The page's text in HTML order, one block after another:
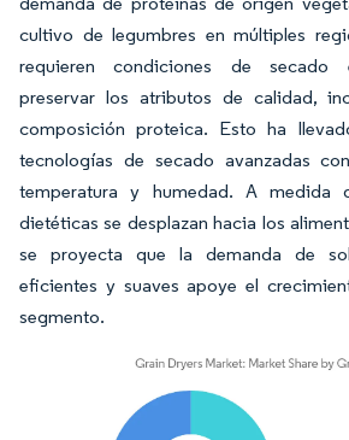
cultivo de legumbres en múltiples
requieren condiciones de secado
preservar los atributos de calidad,
composición proteica. Esto ha
tecnologías de secado avanzadas
temperatura y humedad. A medida
dietéticas se desplazan hacia los
se proyecta que la demanda de
eficientes y suaves apoye el
segmento.